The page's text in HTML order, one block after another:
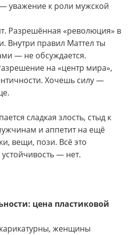
уважение к роли мужской
Разрешённая «революция» в
Внутри правил Маттел ты
— не обсуждается.
на «центр мира»,
Хочешь силу —
сладкая злость, стыд к
и аппетит на ещё
вещи, пози. Всё это
— нет.
цена пластиковой
женщины